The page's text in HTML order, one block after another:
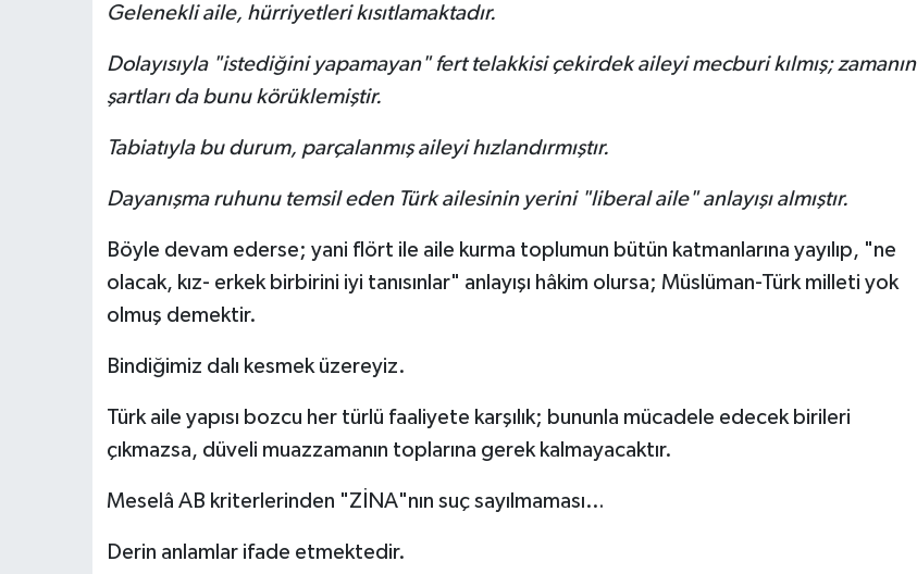
Gelenekli aile, hürriyetleri kısıtlamaktadır.
Dolayısıyla "istediğini yapamayan" fert telakkisi çekirdek aileyi mecburi kılmış; zamanın
şartları da bunu körüklemiştir.
Tabiatıyla bu durum, parçalanmış aileyi hızlandırmıştır.
Dayanışma ruhunu temsil eden Türk ailesinin yerini "liberal aile" anlayışı almıştır.
Böyle devam ederse; yani flört ile aile kurma toplumun bütün katmanlarına yayılıp, "ne
olacak, kız- erkek birbirini iyi tanısınlar" anlayışı hâkim olursa; Müslüman-Türk milleti yok
olmuş demektir.
Bindiğimiz dalı kesmek üzereyiz.
Türk aile yapısı bozcu her türlü faaliyete karşılık; bununla mücadele edecek birileri
çıkmazsa, düveli muazzamanın toplarına gerek kalmayacaktır.
Meselâ AB kriterlerinden "ZİNA"nın suç sayılmaması…
Derin anlamlar ifade etmektedir.